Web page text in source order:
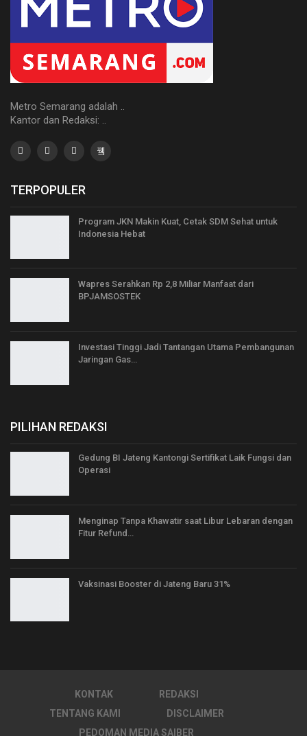
Metro Semarang adalah ..
Kantor dan Redaksi: ..
TERPOPULER
Program JKN Makin Kuat, Cetak SDM Sehat untuk
Indonesia Hebat
Wapres Serahkan Rp 2,8 Miliar Manfaat dari
BPJAMSOSTEK
Investasi Tinggi Jadi Tantangan Utama Pembangunan
Jaringan Gas…
PILIHAN REDAKSI
Gedung BI Jateng Kantongi Sertifikat Laik Fungsi dan
Operasi
Menginap Tanpa Khawatir saat Libur Lebaran dengan
Fitur Refund…
Vaksinasi Booster di Jateng Baru 31%
KONTAK
REDAKSI
TENTANG KAMI
DISCLAIMER
PEDOMAN MEDIA SAIBER